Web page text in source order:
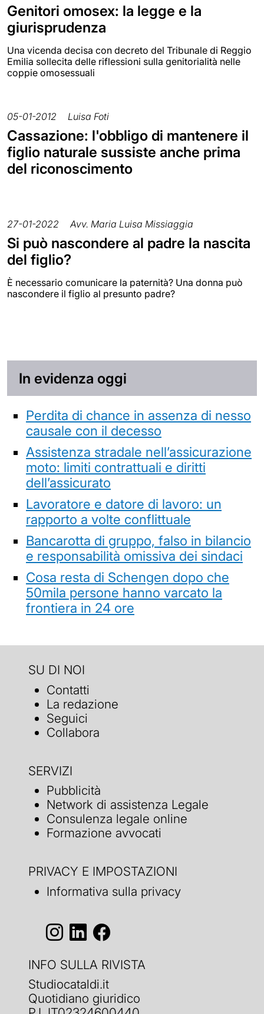
Genitori omosex: la legge e la
giurisprudenza
Una vicenda decisa con decreto del Tribunale di Reggio
Emilia sollecita delle riflessioni sulla genitorialità nelle
coppie omosessuali
05-01-2012 Luisa Foti
Cassazione: l'obbligo di mantenere il
figlio naturale sussiste anche prima
del riconoscimento
27-01-2022 Avv. Maria Luisa Missiaggia
Si può nascondere al padre la nascita
del figlio?
È necessario comunicare la paternità? Una donna può
nascondere il figlio al presunto padre?
In evidenza oggi
Perdita di chance in assenza di nesso
causale con il decesso
Assistenza stradale nell’assicurazione
moto: limiti contrattuali e diritti
dell’assicurato
Lavoratore e datore di lavoro: un
rapporto a volte conflittuale
Bancarotta di gruppo, falso in bilancio
e responsabilità omissiva dei sindaci
Cosa resta di Schengen dopo che
50mila persone hanno varcato la
frontiera in 24 ore
SU DI NOI
Contatti
La redazione
Seguici
Collabora
SERVIZI
Pubblicità
Network di assistenza Legale
Consulenza legale online
Formazione avvocati
PRIVACY E IMPOSTAZIONI
Informativa sulla privacy
INFO SULLA RIVISTA
Studiocataldi.it
Quotidiano giuridico